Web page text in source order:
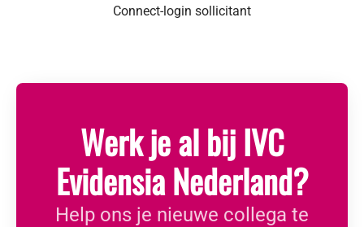
Connect-login sollicitant
Werk je al bij IVC
Evidensia Nederland?
Help ons je nieuwe collega te